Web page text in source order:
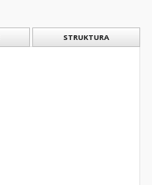
STRUKTURA